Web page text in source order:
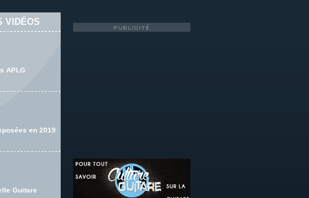
VIDÉOS
APLG
en 2019
Guitare